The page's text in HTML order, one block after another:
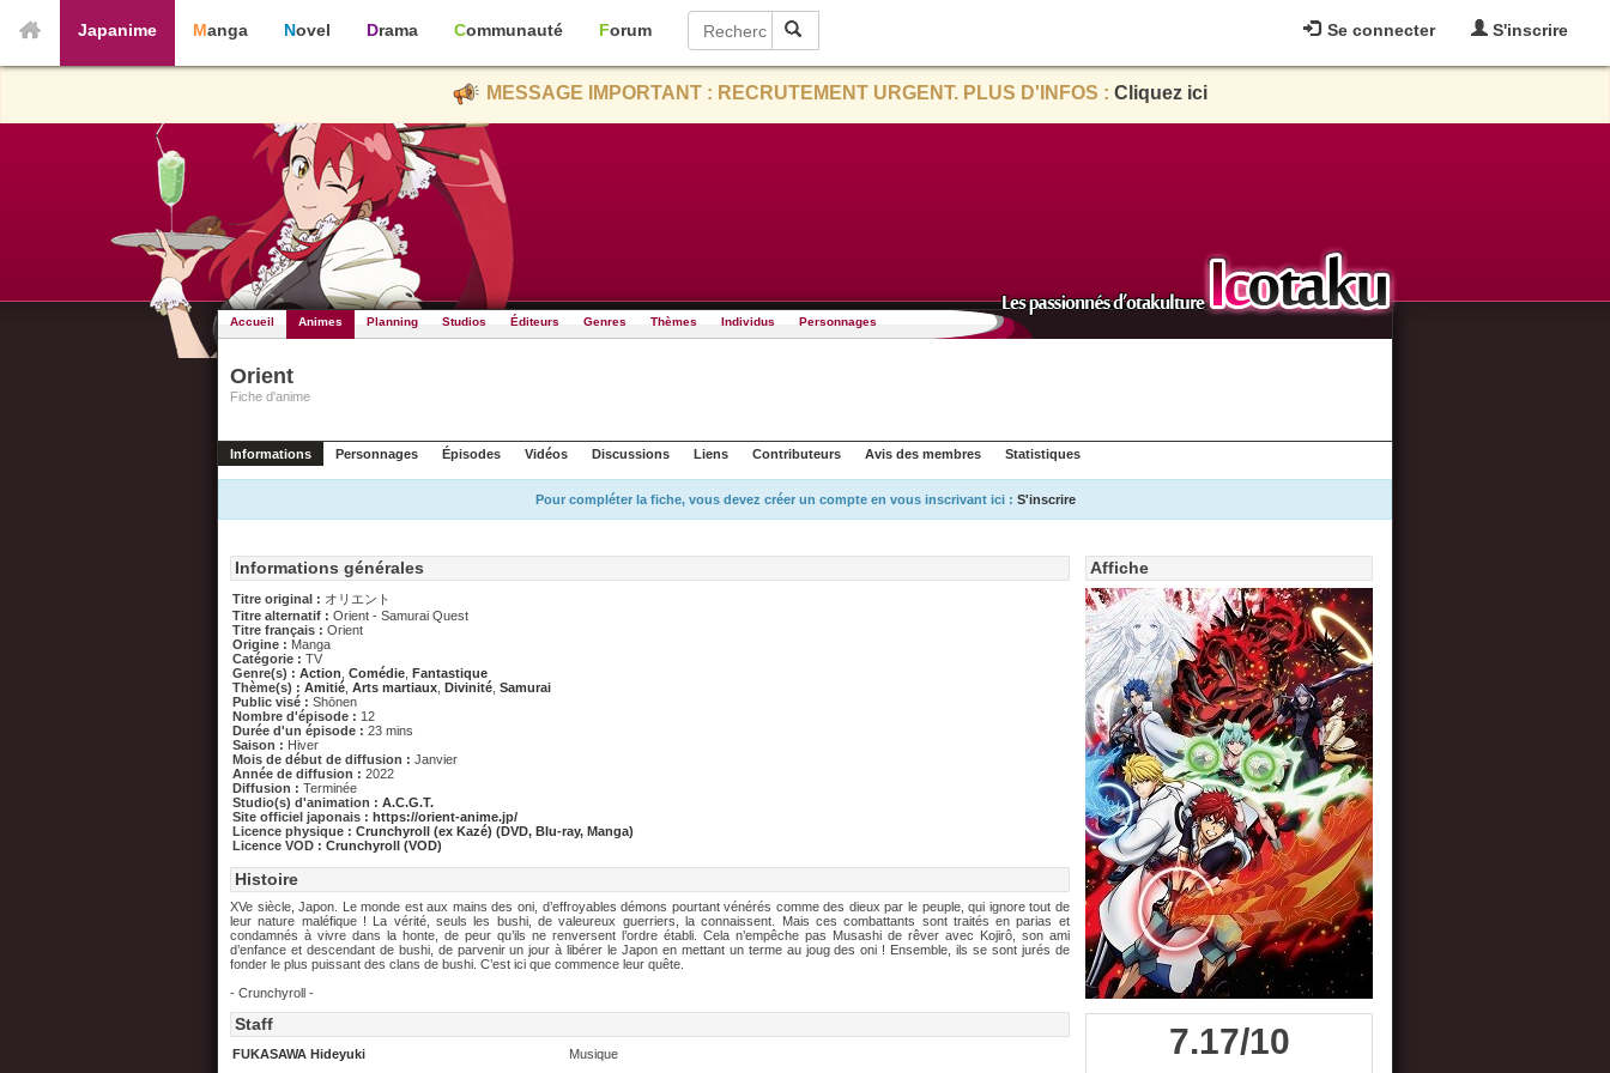
Se connecter S'inscrire
Japanime Manga Novel Drama Communauté Forum
MESSAGE IMPORTANT : RECRUTEMENT URGENT. PLUS D'INFOS : Cliquez ici
Accueil Animes Planning Studios Éditeurs Genres Thèmes Individus Personnages
Orient
Fiche d'anime
Informations Personnages Épisodes Vidéos Discussions Liens Contributeurs Avis des membres Statistiques
Pour compléter la fiche, vous devez créer un compte en vous inscrivant ici : S'inscrire
Affiche
7.17/10
Informations générales
Titre original : オリエント
Titre alternatif : Orient - Samurai Quest
Titre français : Orient
Origine : Manga
Catégorie : TV
Genre(s) : Action Comédie Fantastique
Thème(s) : Amitié Arts martiaux Divinité Samurai
Public visé : Shōnen
Nombre d'épisode : 12
Durée d'un épisode : 23 mins
Saison : Hiver
Mois de début de diffusion : Janvier
Année de diffusion : 2022
Diffusion : Terminée
Studio(s) d'animation : A.C.G.T.
Site officiel japonais : https://orient-anime.jp/
Licence physique : Crunchyroll (ex Kazé) (DVD, Blu-ray, Manga)
Licence VOD : Crunchyroll (VOD)
Histoire
XVe siècle, Japon. Le monde est aux mains des oni, d’effroyables démons pourtant vénérés comme des dieux par le peuple, qui ignore tout de
leur nature maléfique ! La vérité, seuls les bushi, de valeureux guerriers, la connaissent. Mais ces combattants sont traités en parias et
condamnés à vivre dans la honte, de peur qu’ils ne renversent l’ordre établi. Cela n’empêche pas Musashi de rêver avec Kojirô, son ami
d’enfance et descendant de bushi, de parvenir un jour à libérer le Japon en mettant un terme au joug des oni ! Ensemble, ils se sont jurés de
fonder le plus puissant des clans de bushi. C’est ici que commence leur quête.
- Crunchyroll -
Staff
FUKASAWA Hideyuki
Musique